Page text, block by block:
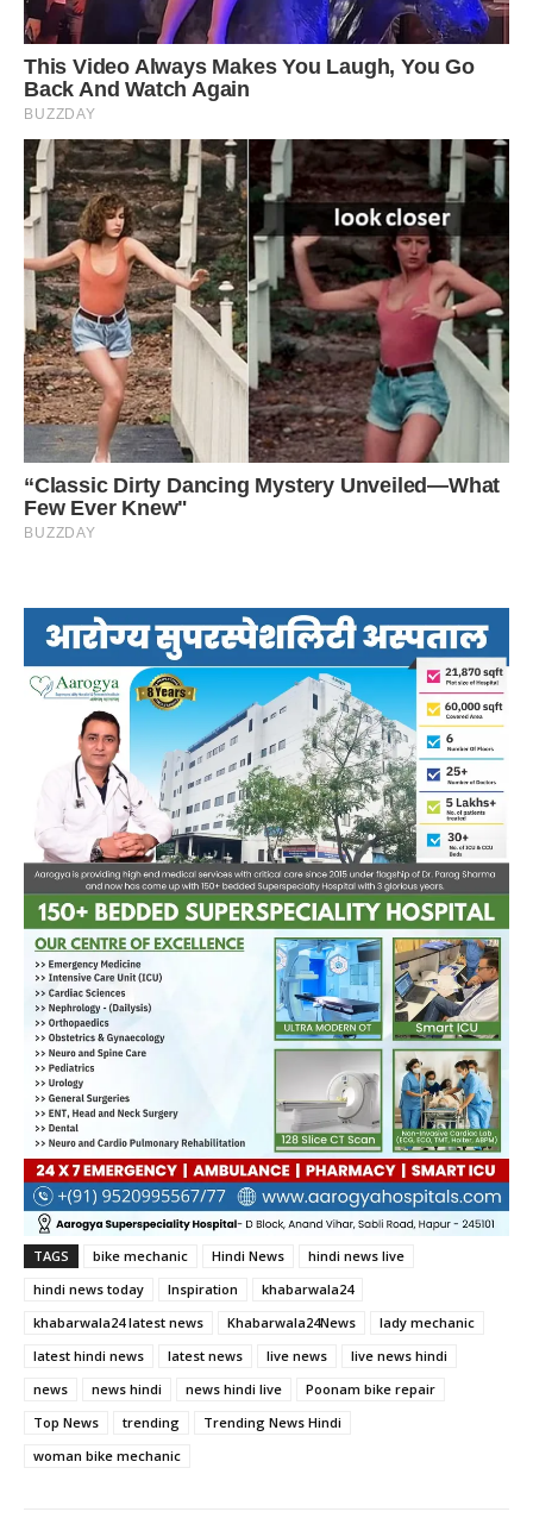
TAGS bike mechanic Hindi News
hindi news live
hindi news today
Inspiration
khabarwala24
khabarwala24 latest news
Khabarwala24News
lady mechanic
latest hindi news
latest news live news
live news hindi
news
news hindi news hindi live
Poonam bike repair
Top News
trending
Trending News Hindi
woman bike mechanic